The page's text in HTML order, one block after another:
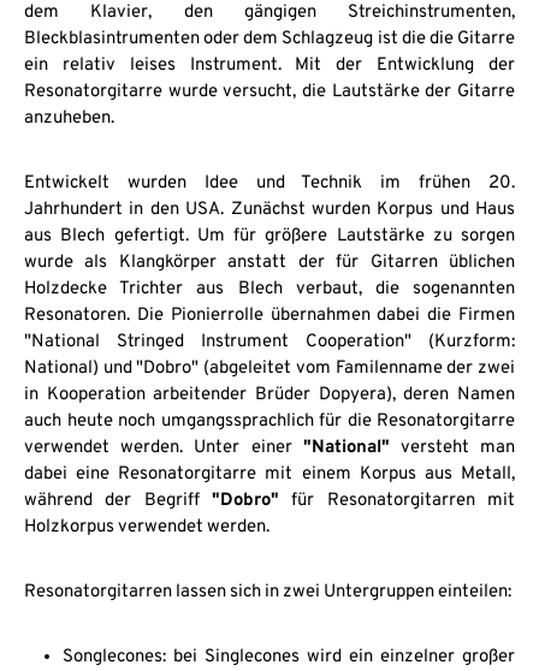
dem Klavier, den gängigen Streichinstrumenten,
Bleckblasintrumenten oder dem Schlagzeug ist die die Gitarre
ein relativ leises Instrument. Mit der Entwicklung der
Resonatorgitarre wurde versucht, die Lautstärke der Gitarre
anzuheben.
Entwickelt wurden Idee und Technik im frühen 20.
Jahrhundert in den USA. Zunächst wurden Korpus und Haus
aus Blech gefertigt. Um für größere Lautstärke zu sorgen
wurde als Klangkörper anstatt der für Gitarren üblichen
Holzdecke Trichter aus Blech verbaut, die sogenannten
Resonatoren. Die Pionierrolle übernahmen dabei die Firmen
"National Stringed Instrument Cooperation" (Kurzform:
National) und "Dobro" (abgeleitet vom Familenname der zwei
in Kooperation arbeitender Brüder Dopyera), deren Namen
auch heute noch umgangssprachlich für die Resonatorgitarre
verwendet werden. Unter einer "National" versteht man
dabei eine Resonatorgitarre mit einem Korpus aus Metall,
während der Begriff "Dobro" für Resonatorgitarren mit
Holzkorpus verwendet werden.
Resonatorgitarren lassen sich in zwei Untergruppen einteilen:
Songlecones: bei Singlecones wird ein einzelner großer